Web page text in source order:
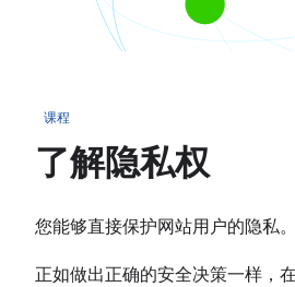
课程
了解隐私权
您能够直接保护网站用户的隐私。
正如做出正确的安全决策一样，